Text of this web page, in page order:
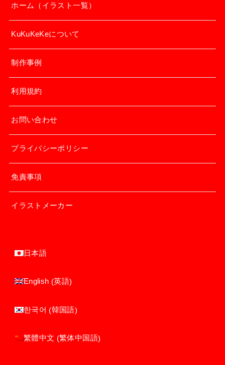
ホーム（イラスト一覧）
KuKuKeKeについて
制作事例
利用規約
お問い合わせ
プライバシーポリシー
免責事項
イラストメーカー
日本語
English (英語)
한국어 (韓国語)
繁體中文 (繁体中国語)